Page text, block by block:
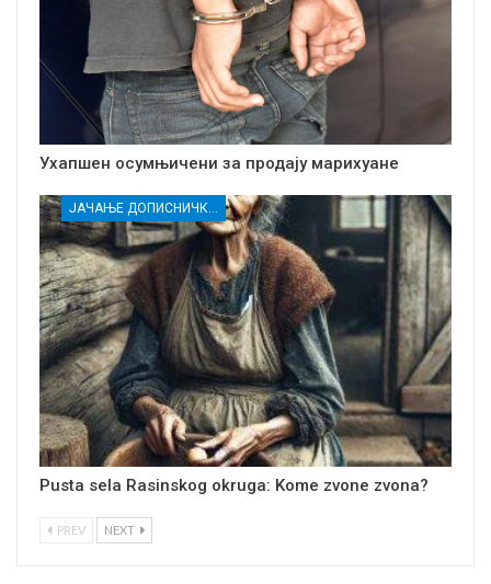
Ухапшен осумњичени за продају марихуане
ЈАЧАЊЕ ДОПИСНИЧКЕ МРЕЖЕ НЕЗАВИСНИХ МЕДИЈА У РАСИНСКОМ ОКРУГУ
Pusta sela Rasinskog okruga: Kome zvone zvona?
PREV NEXT